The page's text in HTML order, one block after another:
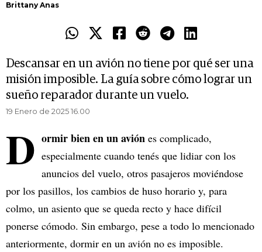
Brittany Anas
Descansar en un avión no tiene por qué ser una
misión imposible. La guía sobre cómo lograr un
sueño reparador durante un vuelo.
19 Enero de 2025 16.00
D ormir bien en un avión es complicado,
especialmente cuando tenés que lidiar con los
anuncios del vuelo, otros pasajeros moviéndose
por los pasillos, los cambios de huso horario y, para
colmo, un asiento que se queda recto y hace difícil
ponerse cómodo. Sin embargo, pese a todo lo mencionado
anteriormente, dormir en un avión no es imposible.